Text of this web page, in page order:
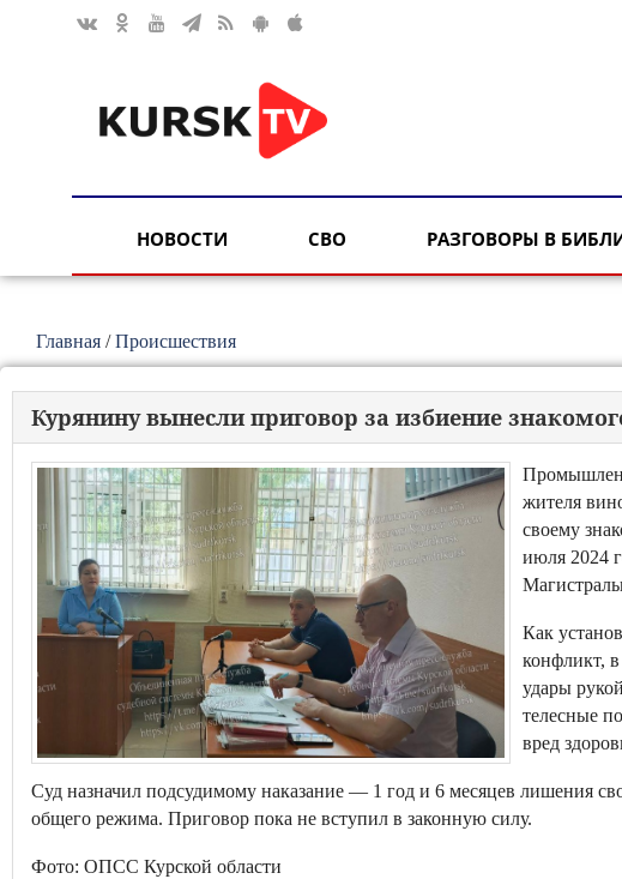
НОВОСТИ СВО РАЗГОВОРЫ В
Главная /Происшествия
Курянину вынесли приговор за избиение
жителя
своему
июля 2024
Как
конфликт,
удары
телесные
вред
Суд назначил подсудимому наказание — 1 год и 6 месяцев лишения
общего режима. Приговор пока не вступил в законную силу.
Фото: ОПСС Курской области